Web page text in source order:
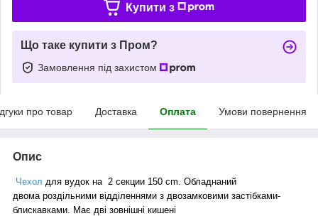
Купити з
Що таке купити з Пром?
Замовлення під захистом
про товар Доставка Оплата Умови повернення
Опис
Чехол для вудок на 2 секции 150 cm . Обладнаний
двома роздільними відділеннями з двозамковими застібками-
блискавками. Має дві зовнішні кишені